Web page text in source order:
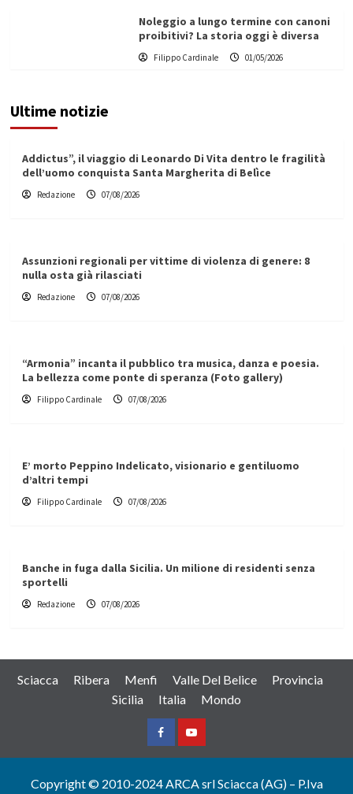
Noleggio a lungo termine con canoni
proibitivi? La storia oggi è diversa
Filippo Cardinale 01/05/2026
Ultime notizie
Addictus”, il viaggio di Leonardo Di Vita dentro le fragilità
dell’uomo conquista Santa Margherita di Belìce
Redazione 07/08/2026
Assunzioni regionali per vittime di violenza di genere: 8
nulla osta già rilasciati
Redazione 07/08/2026
“Armonia” incanta il pubblico tra musica, danza e poesia.
La bellezza come ponte di speranza (Foto gallery)
Filippo Cardinale 07/08/2026
E’ morto Peppino Indelicato, visionario e gentiluomo
d’altri tempi
Filippo Cardinale 07/08/2026
Banche in fuga dalla Sicilia. Un milione di residenti senza
sportelli
Redazione 07/08/2026
Sciacca Ribera Menfi Valle Del Belice
Provincia
Sicilia
Italia Mondo
FacebookYountube
Copyright © 2010-2024 ARCA srl Sciacca (AG) – P.Iva